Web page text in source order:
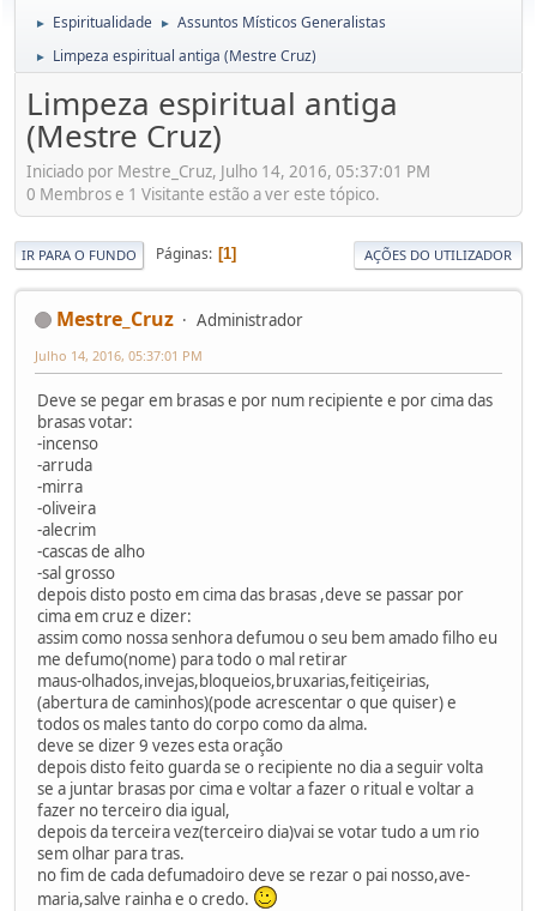
► Espiritualidade ► Assuntos Místicos Generalistas
► Limpeza espiritual antiga (Mestre Cruz)
Limpeza espiritual antiga
(Mestre Cruz)
Iniciado por Mestre_Cruz, Julho 14, 2016, 05:37:01 PM
0 Membros e 1 Visitante estão a ver este tópico.
IR PARA O FUNDO Páginas 1 AÇÕES DO UTILIZADOR
Mestre_Cruz Administrador
Julho 14, 2016, 05:37:01 PM
Deve se pegar em brasas e por num recipiente e por cima das
brasas votar:
-incenso
-arruda
-mirra
-oliveira
-alecrim
-cascas de alho
-sal grosso
depois disto posto em cima das brasas ,deve se passar por
cima em cruz e dizer:
assim como nossa senhora defumou o seu bem amado filho eu
me defumo(nome) para todo o mal retirar
maus-olhados,invejas,bloqueios,bruxarias,feitiçeirias,
(abertura de caminhos)(pode acrescentar o que quiser) e
todos os males tanto do corpo como da alma.
deve se dizer 9 vezes esta oração
depois disto feito guarda se o recipiente no dia a seguir volta
se a juntar brasas por cima e voltar a fazer o ritual e voltar a
fazer no terceiro dia igual,
depois da terceira vez(terceiro dia)vai se votar tudo a um rio
sem olhar para tras.
no fim de cada defumadoiro deve se rezar o pai nosso,ave-
maria,salve rainha e o credo.